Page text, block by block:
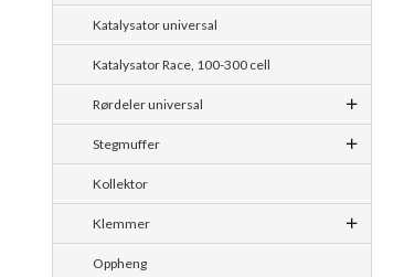
Katalysator universal
Katalysator Race, 100-300 cell
Rørdeler universal
Stegmuffer
Kollektor
Klemmer
Oppheng